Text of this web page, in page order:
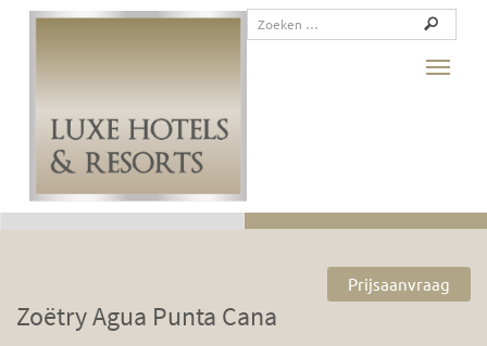
Prijsaanvraag
Zoëtry Agua Punta Cana